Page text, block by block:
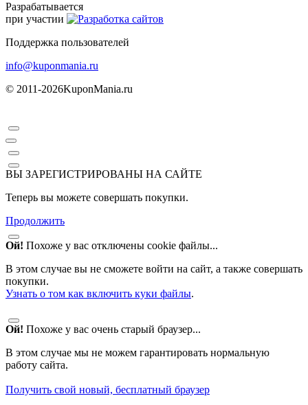
Разрабатывается
при участии
Поддержка пользователей
info@kuponmania.ru
© 2011-2026KuponMania.ru
ВЫ ЗАРЕГИСТРИРОВАНЫ НА САЙТЕ
Теперь вы можете совершать покупки.
Продолжить
Ой! Похоже у вас отключены cookie файлы...
В этом случае вы не сможете войти на сайт, а также совершать
покупки.
Узнать о том как включить куки файлы.
Ой! Похоже у вас очень старый браузер...
В этом случае мы не можем гарантировать нормальную
работу сайта.
Получить свой новый, бесплатный браузер